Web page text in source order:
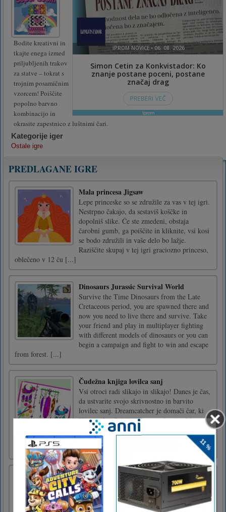
Bodite kreativni in
tkajte enega izmed
priljubljenih trakov
za statve – tokrat s
trojnim posamičnim
vzorcem! Poiščite
popolno barvno
kombinacijo in
okrasite zapestnico z luštnimi čari.
Kategorije iger
Ostale igre
PREDLAGANE IGRE
Mala princesa Jigsaw
Lepe princeske so se združile za vas v tej igri.
Nestrpno čakajo, da sestaviš koščke in
dopolniš slike. Če ste zmedeni, obstaja
čarobni gumb, ga poiščite in kliknite, vsi kosi
se bodo združili in vaše delo bo lažje.
Raziščite skupaj v tej igri graciozno princeso,
oblečeno v 12 ču [...]
Dinosaurs Jurassic Survival World
Survive the Time Dinosaurs from the Late
Cretaceous period, you are spawned there and
now you need to live there and survive. Take
your friend and play in multiplayer fighting
with different models of dinosaurs or you can
begin a campaign and fight to win and escape
from forest. [...]
Čudežna knjiga lovilca sanj
Vsi otroci radi slikajo in slikajo! Danes je čas,
da ustvarite svojo skrivnostno in barvito
lovilec sanj. Dreamcatcher je domači čar, ki
ščiti pred nočnimi morami, odganja slabe
sanje, omogoča hitro zaspati in odpravlja
nespečnost. Človeku daje dobre sanje,
pomaga, da se dobro na [...]
Čarobni Mahjong
Vodite čarovnika skozi 50 težkih nivojev
Mahjonga in hkrati deluje kot njegov čarobni
pomočnik. Če želite igro končati s po 3